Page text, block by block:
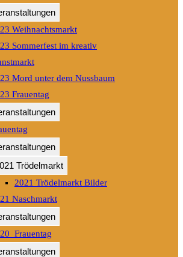
Weihnachtsmarkt
Sommerfest im kreativ
Mord unter dem Nussbaum
Frauentag
Trödelmarkt
2021 Trödelmarkt Bilder
Naschmarkt